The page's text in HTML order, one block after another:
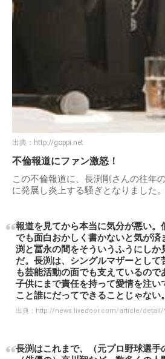
出典： http://goppi.net
不倫報道にファン激怒！
この不倫報道に、長渕剛さんの往年
に発展し炎上する騒ぎとなりました。
報道を見てから本当に気分が悪い。
でも面白おかしく書かないと気が済
渕と冨永の間をそういうふうにしか
だ。長渕は、シングルマザーとして
も芸能活動の面でも支えているの
子供にまで責任を持って愛情を注い
こと誰にだってできることじゃない。
出典： http://news.livedoor.com/article/detail/
長渕はこれまで、（元プロ野球選手